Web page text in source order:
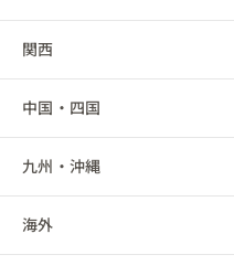
秋田県
山形県
福島県
群馬県
埼玉県
千葉県
東京都
静岡県
愛知県
三重県
新潟県
富山県
石川県
福井県
関西
滋賀県
京都府
大阪府
中国・四国
鳥取県
島根県
九州・沖縄
福岡県
海外